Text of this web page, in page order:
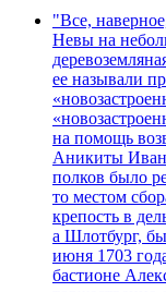
"Все,
Невы на
ее называли
на помощь
Аникиты
полков было
то местом
крепость в
а Шлотбург,
июня 1703
бастионе